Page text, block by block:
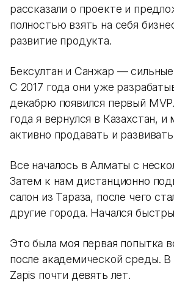
рассказали о проекте и
полностью взять на себя
развитие продукта.
Бексултан и Санжар —
С 2017 года они уже
декабрю появился первый
года я вернулся в Казахстан, и
активно продавать и
Все началось в Алматы с
Затем к нам дистанционно
салон из Тараза, после чего
другие города. Начался
Это была моя первая попытка
после академической среды. В
Zapis почти девять лет.